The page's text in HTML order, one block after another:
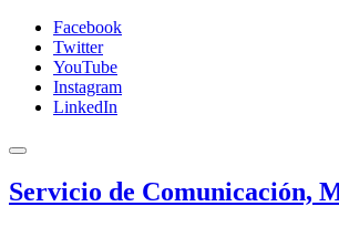
Facebook
Twitter
YouTube
Instagram
LinkedIn
Servicio de Comunicación,